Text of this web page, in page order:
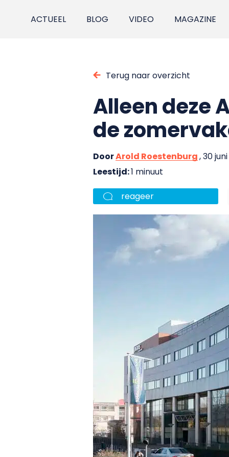
ACTUEEL BLOG VIDEO MAGAZINE
Terug naar overzicht
Alleen deze
de
DoorArold Roestenburg, 30
Leestijd:1 minuut
reageer